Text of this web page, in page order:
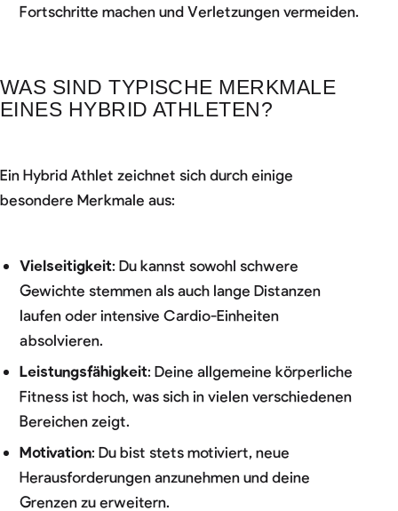
Fortschritte machen und Verletzungen vermeiden.
WAS SIND TYPISCHE MERKMALE
EINES HYBRID ATHLETEN?
Ein Hybrid Athlet zeichnet sich durch einige
besondere Merkmale aus:
Vielseitigkeit: Du kannst sowohl schwere
Gewichte stemmen als auch lange Distanzen
laufen oder intensive Cardio-Einheiten
absolvieren.
Leistungsfähigkeit: Deine allgemeine körperliche
Fitness ist hoch, was sich in vielen verschiedenen
Bereichen zeigt.
Motivation: Du bist stets motiviert, neue
Herausforderungen anzunehmen und deine
Grenzen zu erweitern.